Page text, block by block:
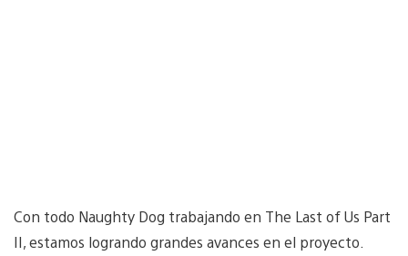
Con todo Naughty Dog trabajando en The Last of Us Part
II, estamos logrando grandes avances en el proyecto.